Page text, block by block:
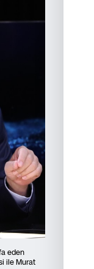
eden
ile Murat